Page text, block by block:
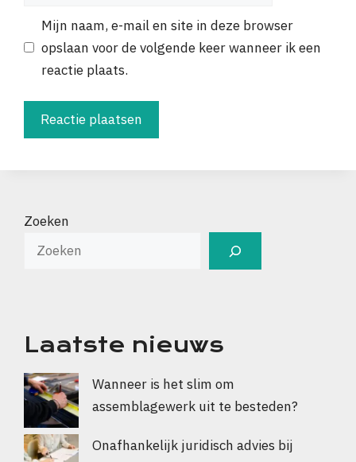
Mijn naam, e-mail en site in deze browser
opslaan voor de volgende keer wanneer ik een
reactie plaats.
Zoeken
Laatste nieuws
Wanneer is het slim om
assemblagewerk uit te besteden?
Onafhankelijk juridisch advies bij